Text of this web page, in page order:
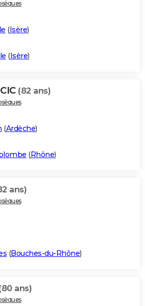
(Isère)
(Isère)
(82 ans)
(Ardèche)
(Rhône)
ans)
(Bouches-du-Rhône)
ans)